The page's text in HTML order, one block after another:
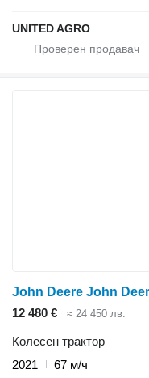
UNITED AGRO
John Deere John
12 480 €
≈ 24 450 лв.
Колесен трактор
2021
67 м/ч